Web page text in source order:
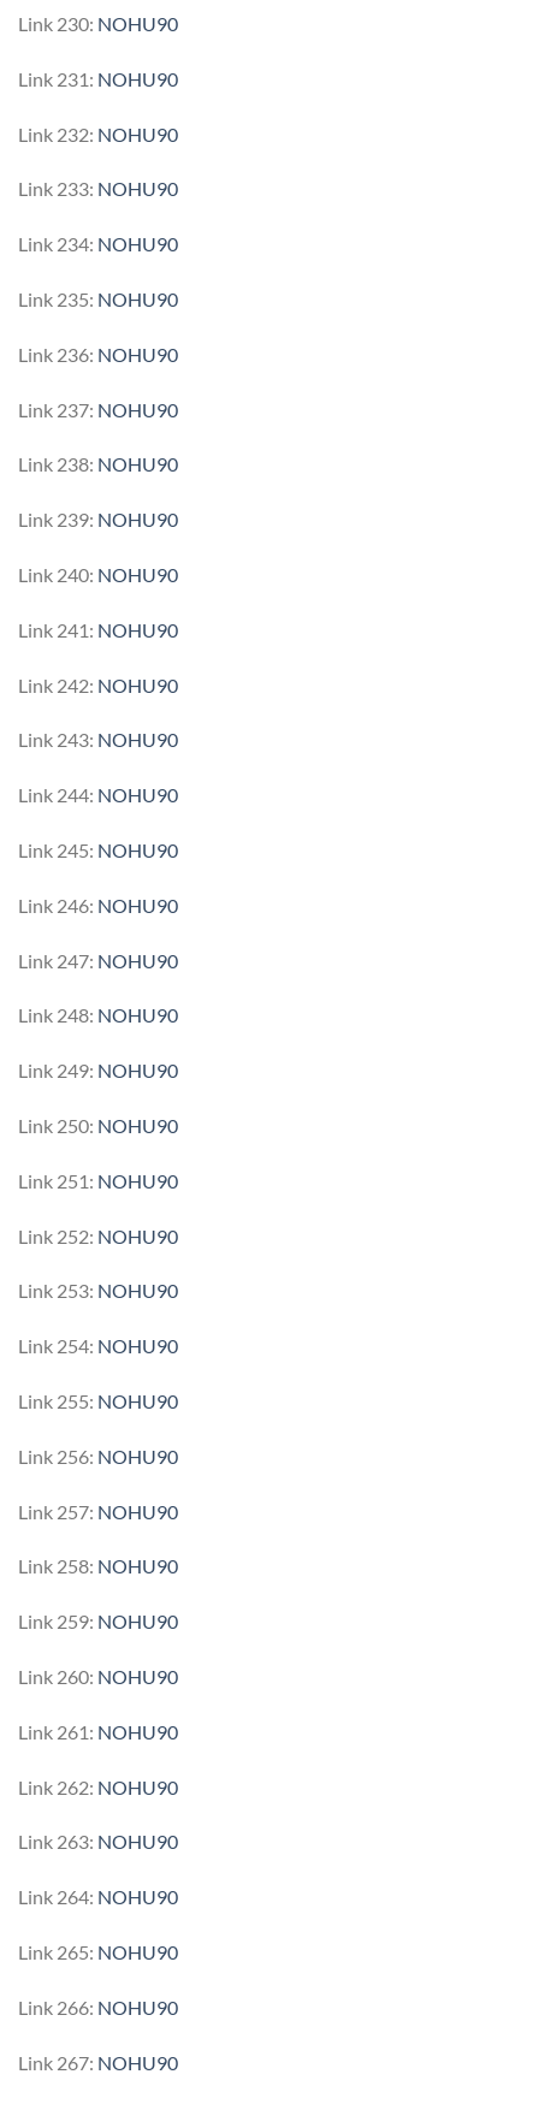
Link 230: NOHU90
Link 231: NOHU90
Link 232: NOHU90
Link 233: NOHU90
Link 234: NOHU90
Link 235: NOHU90
Link 236: NOHU90
Link 237: NOHU90
Link 238: NOHU90
Link 239: NOHU90
Link 240: NOHU90
Link 241: NOHU90
Link 242: NOHU90
Link 243: NOHU90
Link 244: NOHU90
Link 245: NOHU90
Link 246: NOHU90
Link 247: NOHU90
Link 248: NOHU90
Link 249: NOHU90
Link 250: NOHU90
Link 251: NOHU90
Link 252: NOHU90
Link 253: NOHU90
Link 254: NOHU90
Link 255: NOHU90
Link 256: NOHU90
Link 257: NOHU90
Link 258: NOHU90
Link 259: NOHU90
Link 260: NOHU90
Link 261: NOHU90
Link 262: NOHU90
Link 263: NOHU90
Link 264: NOHU90
Link 265: NOHU90
Link 266: NOHU90
Link 267: NOHU90